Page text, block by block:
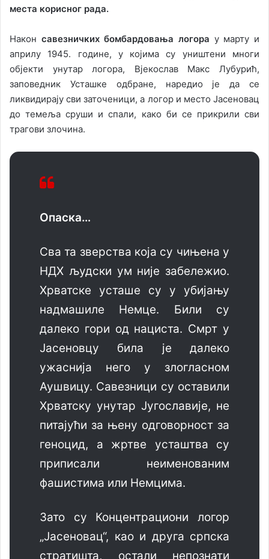
места корисног рада.
Након савезничких бомбардовања логора у марту и
априлу 1945. године, у којима су уништени многи
објекти унутар логора, Вјекослав Макс Лубурић,
заповедник Усташке одбране, наредио је да се
ликвидирају сви заточеници, а логор и место Јасеновац
до темеља сруши и спали, како би се прикрили сви
трагови злочина.
Опаска…
Сва та зверства која су чињена у
НДХ људски ум није забележио.
Хрватске усташе су у убијању
надмашиле Немце. Били су
далеко гори од нациста. Смрт у
Јасеновцу била је далеко
ужаснија него у злогласном
Аушвицу. Савезници су оставили
Хрватску унутар Југославије, не
питајући за њену одговорност за
геноцид, а жртве усташтва су
приписали неименованим
фашистима или Немцима.
Зато су Концентрациони логор
„Јасеновац“, као и друга српска
стратишта, остали непознати